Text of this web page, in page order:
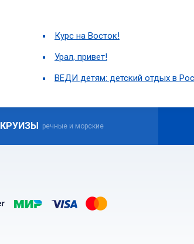
Курс на Восток!
Урал, привет!
ВЕДИ детям: детский отдых в
КРУИЗЫ речные и морские